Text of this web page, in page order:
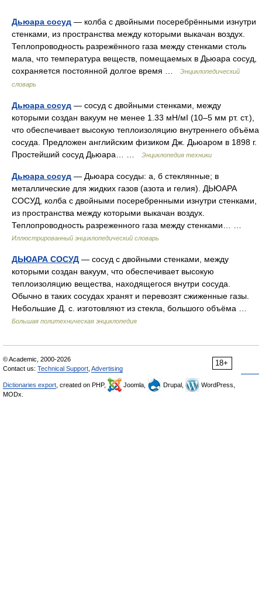
Дьюара сосуд — колба с двойными посеребрёнными изнутри
стенками, из пространства между которыми выкачан воздух.
Теплопроводность разрежённого газа между стенками столь
мала, что температура веществ, помещаемых в Дьюара сосуд,
сохраняется постоянной долгое время …
Энциклопедический
словарь
Дьюара сосуд — сосуд с двойными стенками, между
которыми создан вакуум не менее 1.33 мН/мІ (10–5 мм рт. ст.),
что обеспечивает высокую теплоизоляцию внутреннего объёма
сосуда. Предложен английским физиком Дж. Дьюаром в 1898 г.
Простейший сосуд Дьюара… …
Энциклопедия техники
Дьюара сосуд — Дьюара сосуды: а, б стеклянные; в
металлические для жидких газов (азота и гелия). ДЬЮАРА
СОСУД, колба с двойными посеребренными изнутри стенками,
из пространства между которыми выкачан воздух.
Теплопроводность разреженного газа между стенками… …
Иллюстрированный энциклопедический словарь
ДЬЮАРА СОСУД — сосуд с двойными стенками, между
которыми создан вакуум, что обеспечивает высокую
теплоизоляцию вещества, находящегося внутри сосуда.
Обычно в таких сосудах хранят и перевозят сжиженные газы.
Небольшие Д. с. изготовляют из стекла, большого объёма …
Большая политехническая энциклопедия
18+
© Academic, 2000-2026
Contact us: Technical Support Advertising
Dictionaries export , created on PHP, Joomla, Drupal,
WordPress,
MODx.